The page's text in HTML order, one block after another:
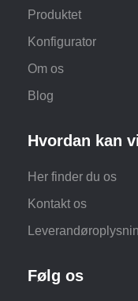
Produktet
Konfigurator
Om os
Blog
Hvordan kan
Her finder du os
Kontakt os
Følg os